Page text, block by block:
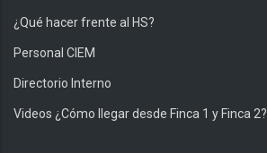
¿Qué hacer frente al HS?
Personal CIEM
Directorio Interno
Videos ¿Cómo llegar desde Finca 1 y Finca 2?